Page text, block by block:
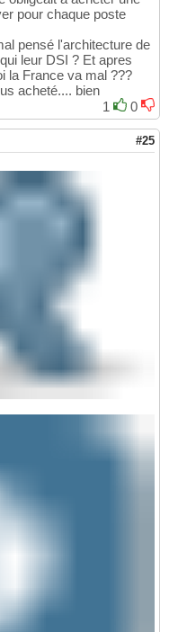
pour chaque poste
pensé l'architecture de
leur DSI ? Et apres
la France va mal ???
acheté.... bien
1
0
#25